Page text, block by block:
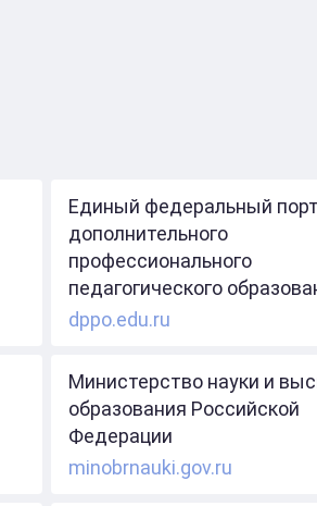
Единый федеральный
дополнительного
профессионального
педагогического
dppo.edu.ru
Министерство науки и
образования Российской
Федерации
minobrnauki.gov.ru